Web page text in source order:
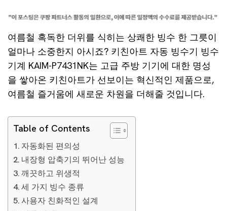
여름철 혹독한 더위를 식히는 상쾌한 빙수 한 그릇이
얼마나 소중한지 아시죠? 키친아트 자동 빙수기 빙수
기계 KAIM-P7431NK는 고급 주방 기기에 대한 명성
을 쌓아온 키친아트가 선보이는 혁신적인 제품으로,
여름철 즐거움에 새로운 차원을 더해줄 것입니다.
Table of Contents
자동화된 편의성
내장형 압축기의 뛰어난 성능
깨끗하고 위생적
세 가지 빙수 종류
사용자 친화적인 설계